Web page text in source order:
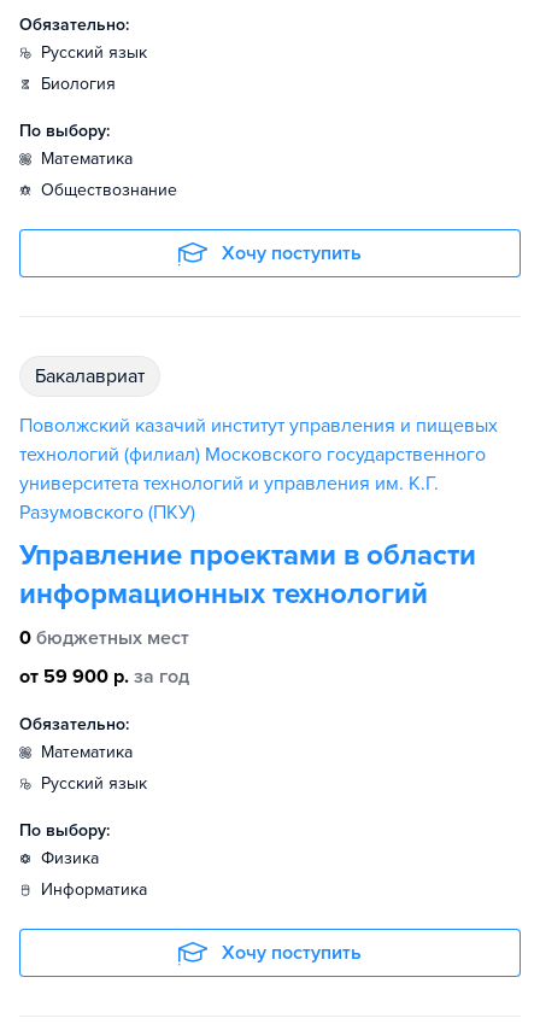
Обязательно:
русский язык
биология
По выбору:
математика
обществознание
Хочу поступить
бакалавриат
Поволжский казачий институт управления и пищевых
технологий (филиал) Московского государственного
университета технологий и управления им. К.Г.
Разумовского (ПКУ)
Управление проектами в области
информационных технологий
0 бюджетных мест
от 59 900 р. за год
Обязательно:
математика
русский язык
По выбору:
физика
информатика
Хочу поступить